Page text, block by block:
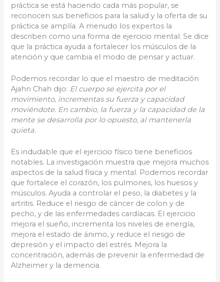
práctica se está haciendo cada más popular, se
reconocen sus beneficios para la salud y la oferta de su
práctica se amplía. A menudo los expertos la
describen como una forma de ejercicio mental. Se dice
que la práctica ayuda a fortalecer los músculos de la
atención y que cambia el modo de pensar y actuar.
Podemos recordar lo que el maestro de meditación
Ajahn Chah dijo: El cuerpo se ejercita por el
movimiento, incrementas su fuerza y capacidad
moviéndote. En cambio, la fuerza y la capacidad de la
mente se desarrolla por lo opuesto, al mantenerla
quieta.
Es indudable que el ejercicio físico tiene beneficios
notables. La investigación muestra que mejora muchos
aspectos de la salud física y mental. Podemos recordar
que fortalece el corazón, los pulmones, los huesos y
músculos. Ayuda a controlar el peso, la diabetes y la
artritis. Reduce el riesgo de cáncer de colon y de
pecho, y de las enfermedades cardíacas. El ejercicio
mejora el sueño, incrementa los niveles de energía,
mejora el estado de ánimo, y reduce el riesgo de
depresión y el impacto del estrés. Mejora la
concentración, además de prevenir la enfermedad de
Alzheimer y la demencia.